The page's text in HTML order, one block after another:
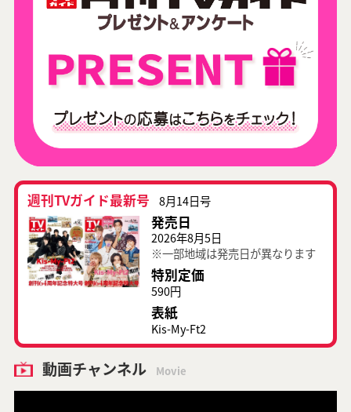
週刊TVガイド最新号 8月14日号
発売日
2026年8月5日
※一部地域は発売日が異なります
特別定価
590円
表紙
Kis-My-Ft2
動画チャンネル Movie